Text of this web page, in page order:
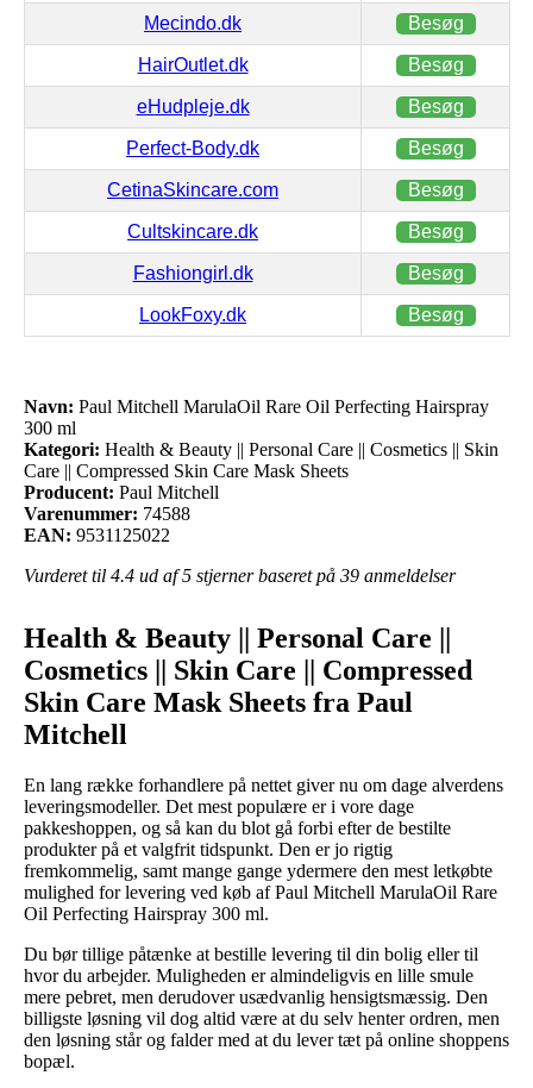
Mecindo.dk Besøg
HairOutlet.dk Besøg
eHudpleje.dk Besøg
Perfect-Body.dk Besøg
CetinaSkincare.com Besøg
Cultskincare.dk Besøg
Fashiongirl.dk Besøg
LookFoxy.dk Besøg
Navn: Paul Mitchell MarulaOil Rare Oil Perfecting Hairspray
300 ml
Kategori: Health & Beauty || Personal Care || Cosmetics || Skin
Care || Compressed Skin Care Mask Sheets
Producent: Paul Mitchell
Varenummer: 74588
EAN: 9531125022
Vurderet til 4.4 ud af 5 stjerner baseret på 39 anmeldelser
Health & Beauty || Personal Care ||
Cosmetics || Skin Care || Compressed
Skin Care Mask Sheets fra Paul
Mitchell
En lang række forhandlere på nettet giver nu om dage alverdens
leveringsmodeller. Det mest populære er i vore dage
pakkeshoppen, og så kan du blot gå forbi efter de bestilte
produkter på et valgfrit tidspunkt. Den er jo rigtig
fremkommelig, samt mange gange ydermere den mest letkøbte
mulighed for levering ved køb af Paul Mitchell MarulaOil Rare
Oil Perfecting Hairspray 300 ml.
Du bør tillige påtænke at bestille levering til din bolig eller til
hvor du arbejder. Muligheden er almindeligvis en lille smule
mere pebret, men derudover usædvanlig hensigtsmæssig. Den
billigste løsning vil dog altid være at du selv henter ordren, men
den løsning står og falder med at du lever tæt på online shoppens
bopæl.